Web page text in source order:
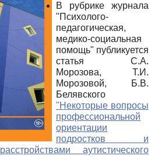
В рубрике журнала
"Психолого-
педагогическая,
медико-социальная
помощь" публикуется
статья С.А.
Морозова, Т.И.
Морозовой, Б.В.
Белявского
"Некоторые вопросы
профессиональной
ориентации
подростков и
аутистического